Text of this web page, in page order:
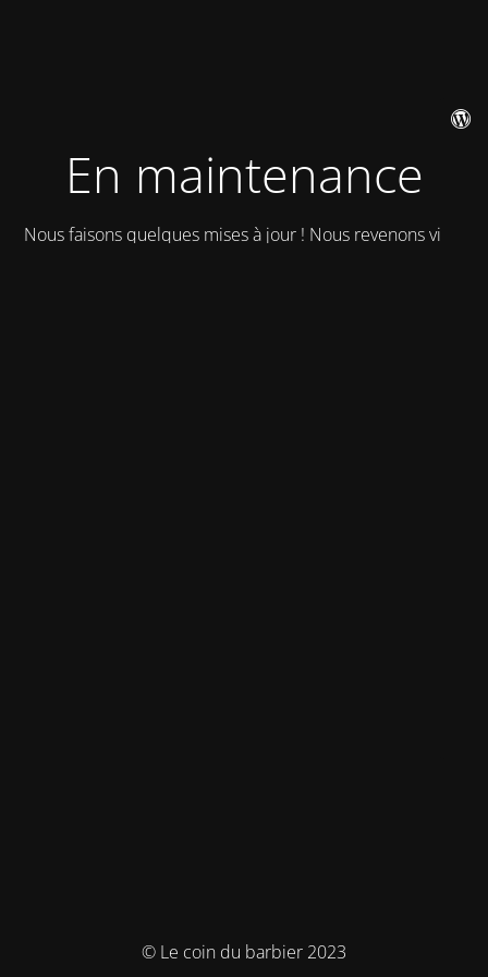
En maintenance
Nous faisons quelques mises à jour ! Nous revenons vite !
© Le coin du barbier 2023